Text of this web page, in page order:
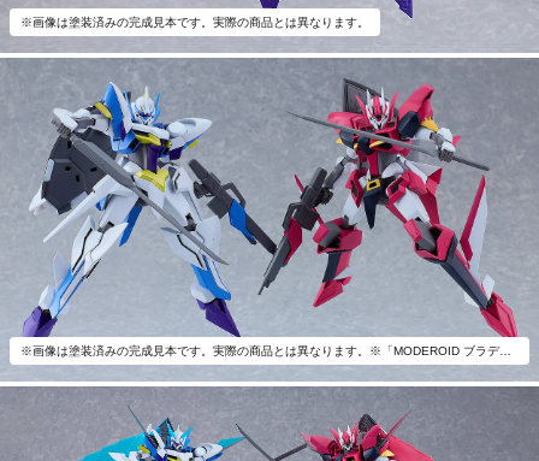
※画像は塗装済みの完成見本です。実際の商品とは異なります。
※画像は塗装済みの完成見本です。実際の商品とは異なります。※「MODEROID ブラディオン」（別売）とあわせて飾ろう。